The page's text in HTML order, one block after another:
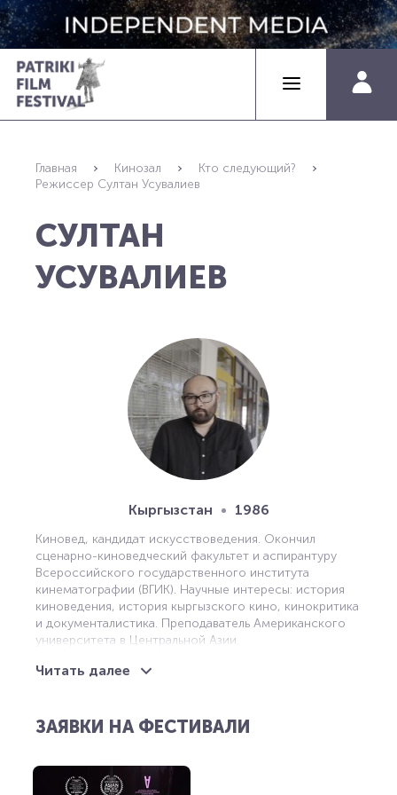
Главная Кинозал
Кто следующий?
Режиссер Султан Усувалиев
СУЛТАН
УСУВАЛИЕВ
Кыргызстан 1986
Киновед, кандидат искусствоведения. Окончил
сценарно-киноведческий факультет и аспирантуру
Всероссийского государственного института
кинематографии (ВГИК). Научные интересы: история
киноведения, история кыргызского кино, кинокритика
и документалистика. Преподаватель Американского
университета в Центральной Азии.
Читать далее
ЗАЯВКИ НА ФЕСТИВАЛИ